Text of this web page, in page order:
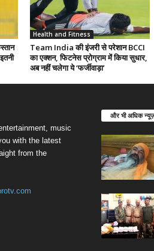
Health and Fitness
Team India की इंजरी से परेशान BCCI
का एक्शन, फिटनेस प्रोग्राम में किया सुधार,
अब नहीं चलेगा ये ‘फर्जीवाड़ा’
music
with the latest
from the
और भी अधिक